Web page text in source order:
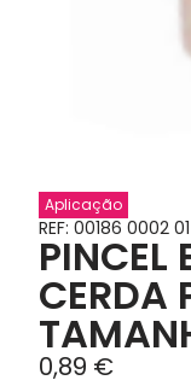
Aplicação
REF: 00186 0002 01
PINCEL
CERDA
0,89 €